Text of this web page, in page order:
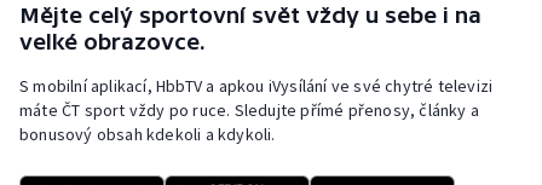
Rychlobruslení
Rychlostní kanoistika
Short track
Mějte celý sportovní svět vždy u sebe i na
velké obrazovce.
S mobilní aplikací, HbbTV a apkou iVysílání ve své chytré televizi
máte ČT sport vždy po ruce. Sledujte přímé přenosy, články a
bonusový obsah kdekoli a kdykoli.